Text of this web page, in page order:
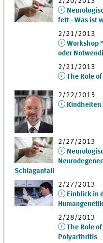
fett - Was ist
2/21/2013
Workshop
oder
2/21/2013
The Role
2/22/2013
Kindheiten
2/27/2013
Schlaganfall
2/27/2013
Einblick in
Humangenetik
2/28/2013
The Role
Polyarthritis